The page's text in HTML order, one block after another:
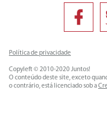
Política de privacidade
Copyleft © 2010-2020 Juntos!
O conteúdo deste site, exceto
o contrário, está licenciado sob a